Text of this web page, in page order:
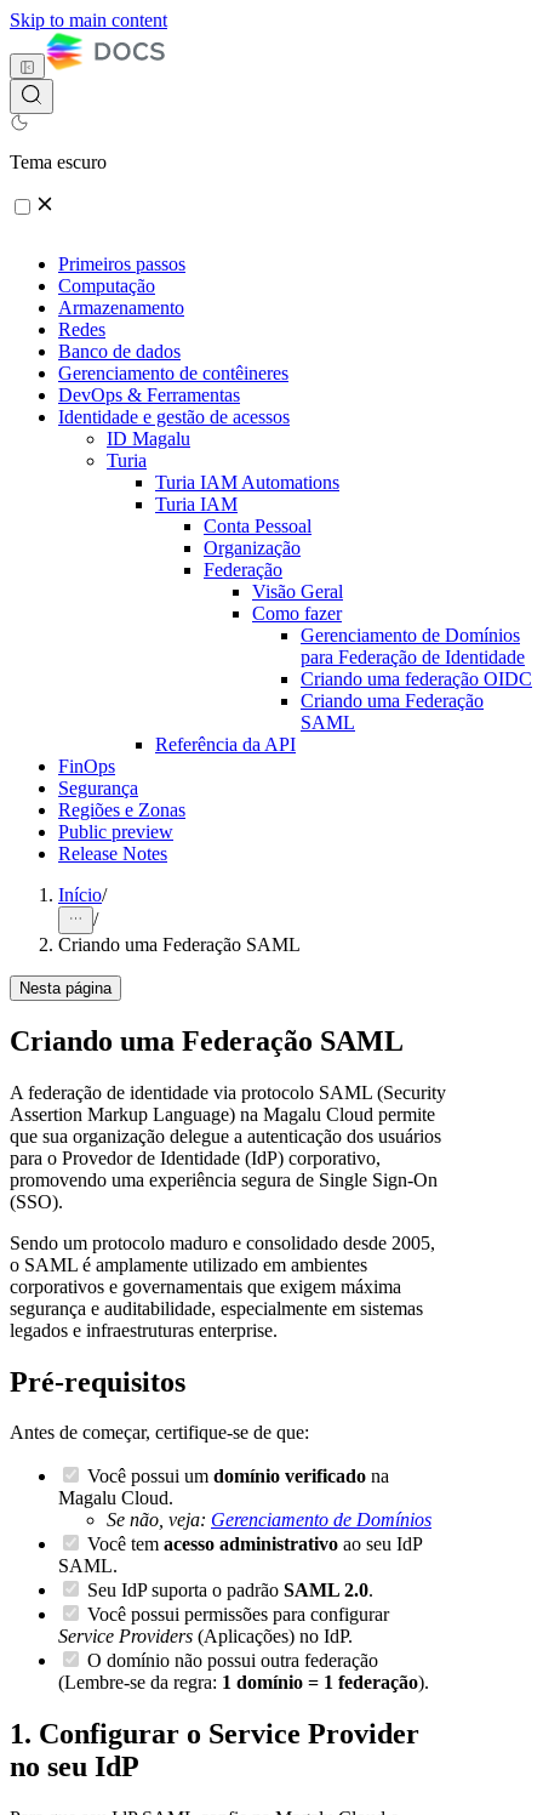
Skip to main content
Tema escuro
Primeiros passos
Computação
Armazenamento
Redes
Banco de dados
Gerenciamento de contêineres
DevOps & Ferramentas
Identidade e gestão de acessos
ID Magalu
Turia
Turia IAM Automations
Turia IAM
Conta Pessoal
Organização
Federação
Visão Geral
Como fazer
Gerenciamento de Domínios
para Federação de Identidade
Criando uma federação OIDC
Criando uma Federação
SAML
Referência da API
FinOps
Segurança
Regiões e Zonas
Public preview
Release Notes
Início/
/
Criando uma Federação SAML
Nesta página
Criando uma Federação SAML
A federação de identidade via protocolo SAML (Security
Assertion Markup Language) na Magalu Cloud permite
que sua organização delegue a autenticação dos usuários
para o Provedor de Identidade (IdP) corporativo,
promovendo uma experiência segura de Single Sign-On
(SSO).
Sendo um protocolo maduro e consolidado desde 2005,
o SAML é amplamente utilizado em ambientes
corporativos e governamentais que exigem máxima
segurança e auditabilidade, especialmente em sistemas
legados e infraestruturas enterprise.
Pré-requisitos
Antes de começar, certifique-se de que:
Você possui um domínio verificado na
Magalu Cloud.
Se não, veja: Gerenciamento de Domínios
Você tem acesso administrativo ao seu IdP
SAML.
Seu IdP suporta o padrão SAML 2.0.
Você possui permissões para configurar
Service Providers (Aplicações) no IdP.
O domínio não possui outra federação
(Lembre-se da regra: 1 domínio = 1 federação).
1. Configurar o Service Provider
no seu IdP